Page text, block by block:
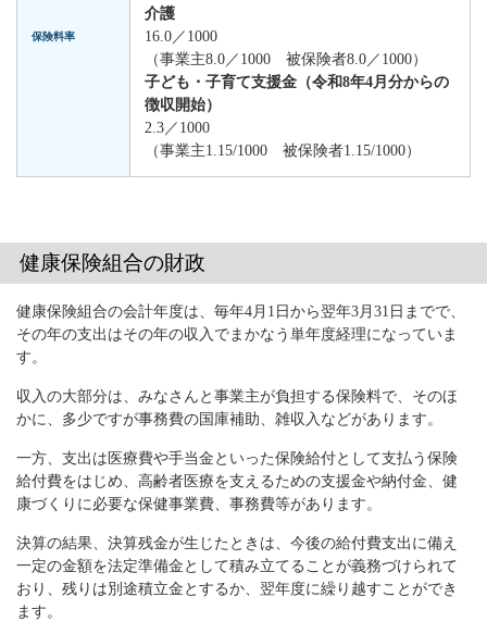
保険料率
介護
16.0／1000
（事業主8.0／1000 被保険者8.0／1000）
子ども・子育て支援金（令和8年4月分からの
徴収開始）
2.3／1000
（事業主1.15/1000 被保険者1.15/1000）
健康保険組合の財政
健康保険組合の会計年度は、毎年4月1日から翌年3月31日までで、
その年の支出はその年の収入でまかなう単年度経理になっていま
す。
収入の大部分は、みなさんと事業主が負担する保険料で、そのほ
かに、多少ですが事務費の国庫補助、雑収入などがあります。
一方、支出は医療費や手当金といった保険給付として支払う保険
給付費をはじめ、高齢者医療を支えるための支援金や納付金、健
康づくりに必要な保健事業費、事務費等があります。
決算の結果、決算残金が生じたときは、今後の給付費支出に備え
一定の金額を法定準備金として積み立てることが義務づけられて
おり、残りは別途積立金とするか、翌年度に繰り越すことができ
ます。